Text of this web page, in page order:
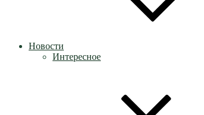
Новости
Интересное